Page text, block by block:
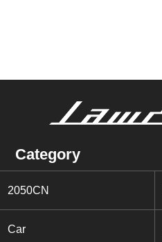
Category
2050CN
Car